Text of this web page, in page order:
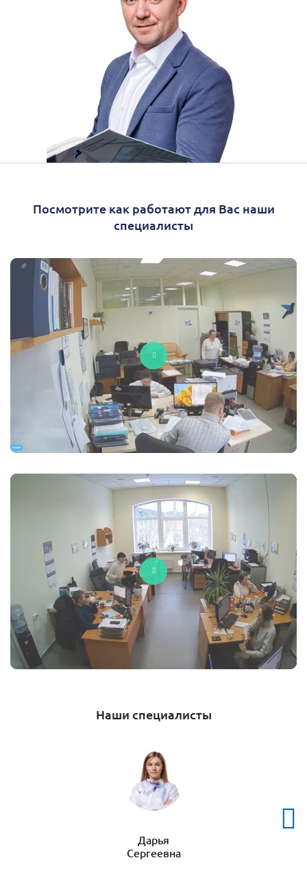
Посмотрите как работают для Вас наши
специалисты
Наши специалисты
Дарья
Сергеевна